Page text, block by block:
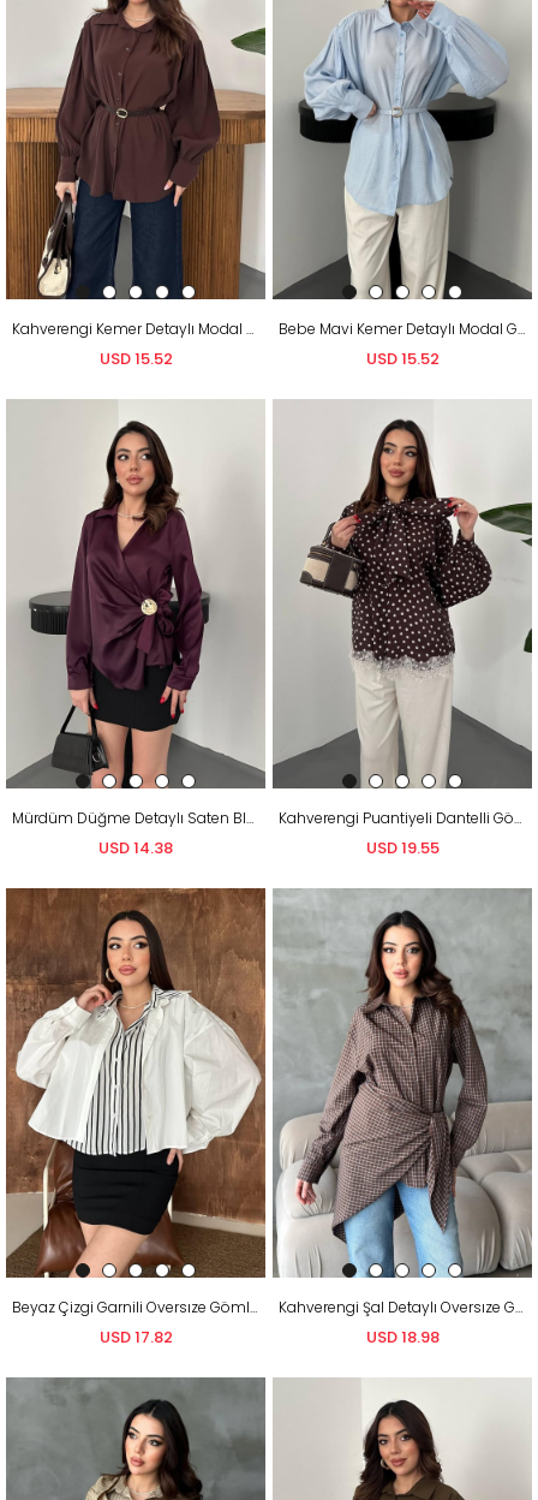
Kahverengi Kemer Detaylı Modal Gömlek
USD 15.52
Bebe Mavi Kemer Detaylı Modal Gömlek
USD 15.52
Mürdüm Düğme Detaylı Saten Bluz
USD 14.38
Kahverengi Puantiyeli Dantelli Gömlek
USD 19.55
Beyaz Çizgi Garnili Oversıze Gömlek
USD 17.82
Kahverengi Şal Detaylı Oversıze Gömlek
USD 18.98